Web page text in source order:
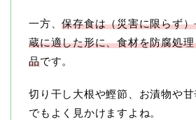
一方、保存食は（災害に限らず
蔵に適した形に、食材を防腐処
品です。
切り干し大根や鰹節、お漬物や
でもよく見かけますよね。